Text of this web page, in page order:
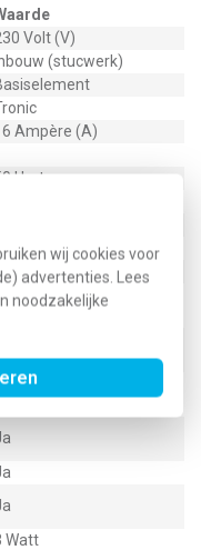
wij cookies voor
advertenties. Lees
noodzakelijke
Volt (V)
(stucwerk)
Ampère (A)
Hertz
Watt
Watt